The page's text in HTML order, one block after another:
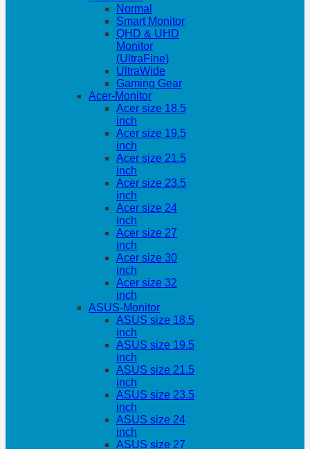
Normal
Smart Monitor
QHD & UHD
Monitor
(UltraFine)
UltraWide
Gaming Gear
Acer-Monitor
Acer size 18.5
inch
Acer size 19.5
inch
Acer size 21.5
inch
Acer size 23.5
inch
Acer size 24
inch
Acer size 27
inch
Acer size 30
inch
Acer size 32
inch
ASUS-Monitor
ASUS size 18.5
inch
ASUS size 19.5
inch
ASUS size 21.5
inch
ASUS size 23.5
inch
ASUS size 24
inch
ASUS size 27